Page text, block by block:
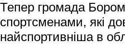
Тепер громада
спортсменами, які
найспортивніша в